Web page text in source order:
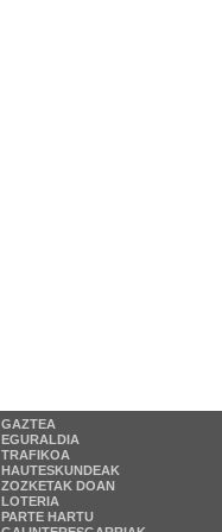
GAZTEA
EGURALDIA
TRAFIKOA
HAUTESKUNDEAK
ZOZKETAK DOAN
LOTERIA
PARTE HARTU